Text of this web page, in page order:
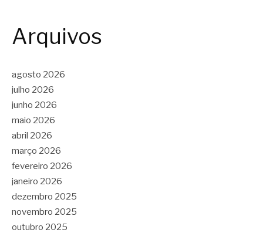
Arquivos
agosto 2026
julho 2026
junho 2026
maio 2026
abril 2026
março 2026
fevereiro 2026
janeiro 2026
dezembro 2025
novembro 2025
outubro 2025